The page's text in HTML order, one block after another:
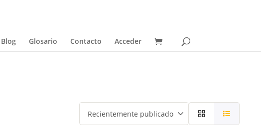
Blog Glosario Contacto Acceder